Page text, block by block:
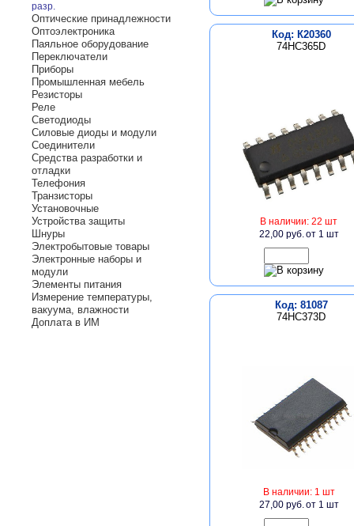
разр.
Оптические принадлежности
Оптоэлектроника
Паяльное оборудование
Переключатели
Приборы
Промышленная мебель
Резисторы
Реле
Светодиоды
Силовые диоды и модули
Соединители
Средства разработки и
отладки
Телефония
Транзисторы
Установочные
Устройства защиты
Шнуры
Электробытовые товары
Электронные наборы и
модули
Элементы питания
Измерение температуры,
вакуума, влажности
Доплата в ИМ
Код: К20360
74HC365D
В наличии: 22 шт
22,00 руб.от 1 шт
Код: 81087
74HC373D
В наличии: 1 шт
27,00 руб.от 1 шт